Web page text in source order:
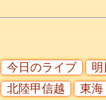
今日のライブ
北陸甲信越
東海